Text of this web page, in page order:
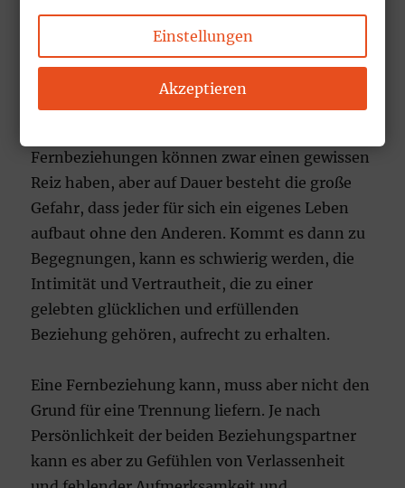
Grund 8 – Es ist eine Fernbeziehung
Fernbeziehungen können zwar einen gewissen
Reiz haben, aber auf Dauer besteht die große
Gefahr, dass jeder für sich ein eigenes Leben
aufbaut ohne den Anderen. Kommt es dann zu
Begegnungen, kann es schwierig werden, die
Intimität und Vertrautheit, die zu einer
gelebten glücklichen und erfüllenden
Beziehung gehören, aufrecht zu erhalten.
Eine Fernbeziehung kann, muss aber nicht den
Grund für eine Trennung liefern. Je nach
Persönlichkeit der beiden Beziehungspartner
kann es aber zu Gefühlen von Verlassenheit
Einstellungen
Akzeptieren